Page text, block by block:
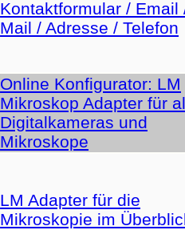
Kontaktformular / Email
Mail / Adresse / Telefon
Online Konfigurator: LM
Mikroskop Adapter für
Digitalkameras und
Mikroskope
LM Adapter für die
Mikroskopie im